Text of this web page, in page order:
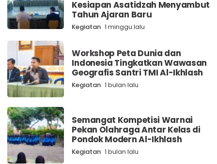
Kesiapan Asatidzah Menyambut
Tahun Ajaran Baru
Kegiatan 1 minggu lalu
Workshop Peta Dunia dan
Indonesia Tingkatkan Wawasan
Geografis Santri TMI Al-Ikhlash
Kegiatan 1 bulan lalu
Semangat Kompetisi Warnai
Pekan Olahraga Antar Kelas di
Pondok Modern Al-Ikhlash
Kegiatan 1 bulan lalu